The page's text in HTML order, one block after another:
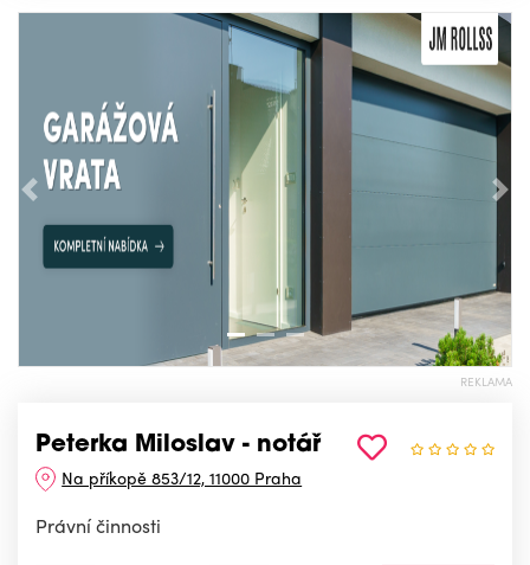
Předchozí
REKLAMA
Peterka Miloslav - notář
Na příkopě 853/12, 11000 Praha
Právní činnosti